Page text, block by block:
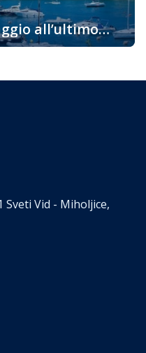
all’ultimo
come arrivare a
Ma anche tra noi
obblighi, semplicemente
Sveti Vid - Miholjice,